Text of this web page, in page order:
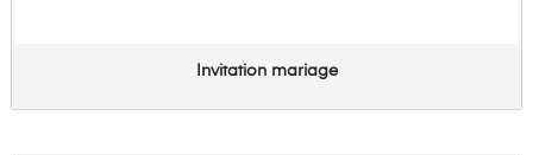
Invitation mariage